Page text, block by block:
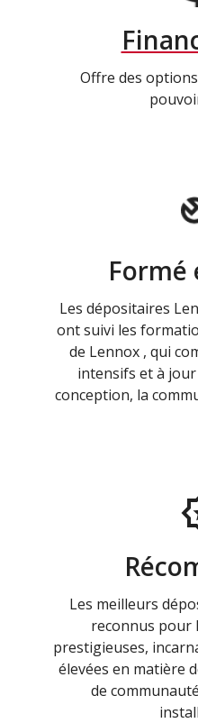
Offre des
Formé
Les dépositaires
ont suivi les
de Lennox , qui
intensifs et à
conception, la
Les meilleurs
reconnus pour
prestigieuses,
élevées en matière
de